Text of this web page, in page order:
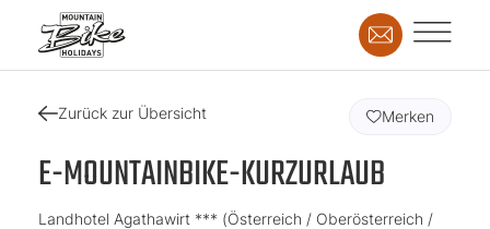
Zurück zur Übersicht
E-MOUNTAINBIKE-KURZURLAUB
Landhotel Agathawirt *** (Österreich / Oberösterreich /
Merken